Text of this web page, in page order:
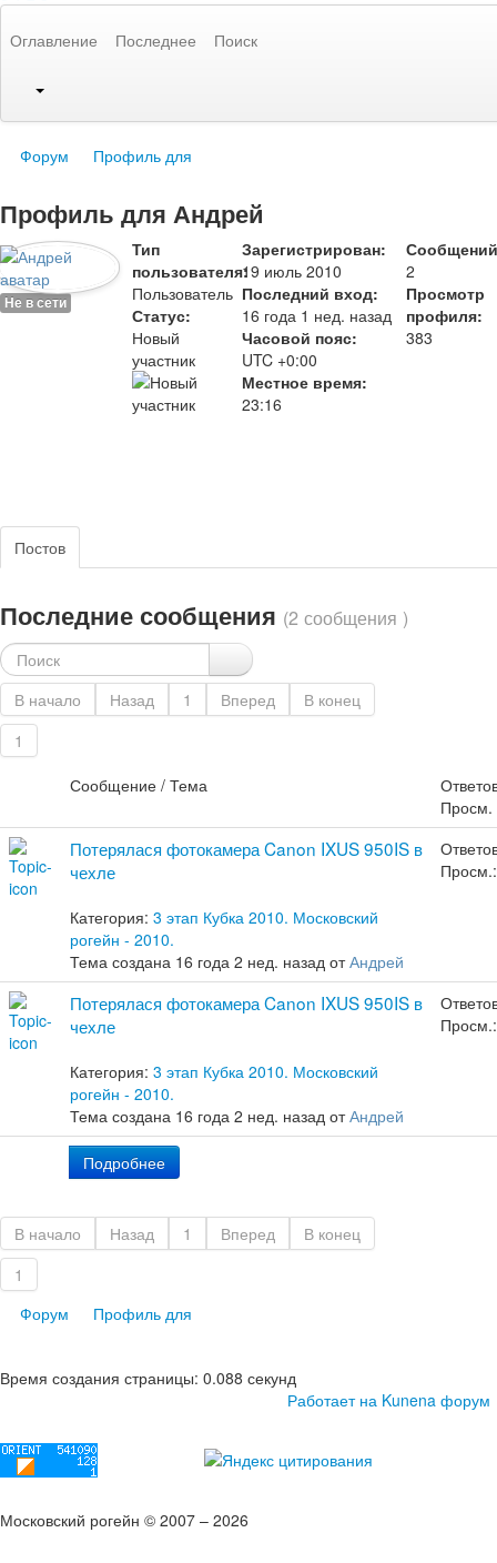
Оглавление Последнее Поиск
Форум Профиль для
Профиль для Андрей
Не в сети
Тип
пользователя:
Пользователь
Статус:
Новый
участник
Зарегистрирован:
19 июль 2010
Последний вход:
16 года 1 нед. назад
Часовой пояс:
UTC +0:00
Местное время:
23:16
2
Просмотр
профиля:
383
Постов
Последние сообщения (2 сообщения )
В начало Назад 1 Вперед
В конец
1
Сообщение / Тема
Просм.
Подробнее
Потерялася фотокамера Canon IXUS 950IS в
чехле
Категория: 3 этап Кубка 2010. Московский
рогейн - 2010.
Тема создана 16 года 2 нед. назад отАндрей
Просм.:
Потерялася фотокамера Canon IXUS 950IS в
чехле
Категория: 3 этап Кубка 2010. Московский
рогейн - 2010.
Тема создана 16 года 2 нед. назад отАндрей
Просм.:
В начало Назад 1 Вперед
В конец
1
Форум
Профиль для
Время создания страницы: 0.088 секунд
Работает на Kunena форум
Московский рогейн © 2007 – 2026